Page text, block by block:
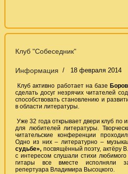
Клуб "Собеседник"
Информация 18 февраля 2014
Клуб активно работает на базе
сделать досуг незрячих читателей
способствовать становлению и
в области литературы.
Уже 32 года открывает двери клуб по
для любителей литературы.
читательские конференции
Одно из них – литературно –
судьбе», посвящённый поэту, актёру
с интересом слушали стихи
гитары все вместе исполняли
репертуара Владимира Высоцкого.